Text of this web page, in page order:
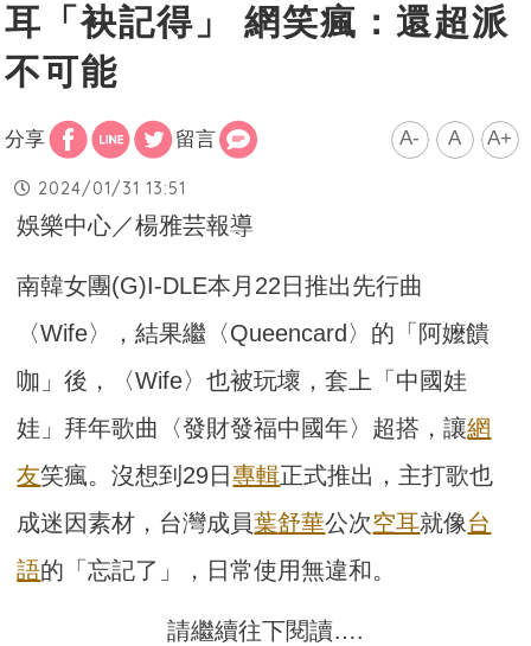
耳「袂記得」 網笑瘋：還超派
不可能
分享 留言 A- A A+
2024/01/31 13:51
娛樂中心／楊雅芸報導
南韓女團(G)I-DLE本月22日推出先行曲
〈Wife〉，結果繼〈Queencard〉的「阿嬤饋
咖」後，〈Wife〉也被玩壞，套上「中國娃
娃」拜年歌曲〈發財發福中國年〉超搭，讓網
友笑瘋。沒想到29日專輯正式推出，主打歌也
成迷因素材，台灣成員葉舒華公次空耳就像台
語的「忘記了」，日常使用無違和。
請繼續往下閱讀….